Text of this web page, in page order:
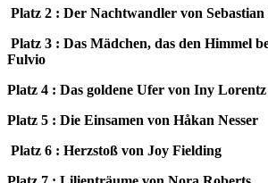
Platz 2 : Der Nachtwandler von
Platz 3 : Das Mädchen, das den Himmel
Fulvio
Platz 4 : Das goldene Ufer von Iny Lorentz
Platz 5 : Die Einsamen von Håkan Nesser
Platz 6 : Herzstoß von Joy Fielding